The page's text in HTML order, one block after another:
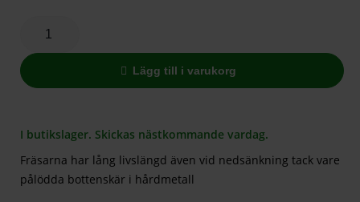
Lägg till i varukorg
I butikslager. Skickas nästkommande vardag.
Fräsarna har lång livslängd även vid nedsänkning tack vare
pålödda bottenskär i hårdmetall